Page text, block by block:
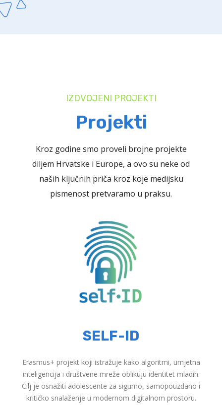
IZDVOJENI PROJEKTI
Projekti
Kroz godine smo proveli brojne projekte
diljem Hrvatske i Europe, a ovo su neke od
naših ključnih priča kroz koje medijsku
pismenost pretvaramo u praksu.
SELF-ID
Erasmus+ projekt koji istražuje kako algoritmi, umjetna
inteligencija i društvene mreže oblikuju identitet mladih.
Cilj je osnažiti adolescente za sigurno, samopouzdano i
kritičko snalaženje u modernom digitalnom prostoru.